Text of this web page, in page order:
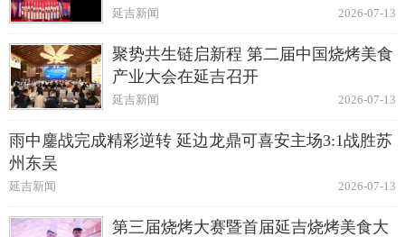
2026-07-13
延吉新闻
聚势共生链启新程 第二届中国烧烤美食
产业大会在延吉召开
2026-07-13
延吉新闻
雨中鏖战完成精彩逆转 延边龙鼎可喜安主场3:1战胜苏
州东吴
2026-07-13
延吉新闻
第三届烧烤大赛暨首届延吉烧烤美食大